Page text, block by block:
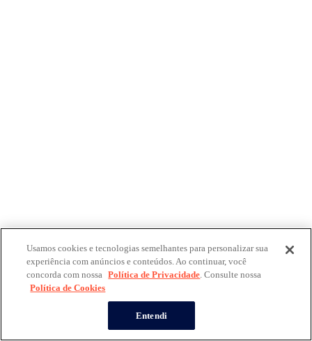
Usamos cookies e tecnologias semelhantes para personalizar sua
experiência com anúncios e conteúdos. Ao continuar, você
concorda com nossa Política de Privacidade. Consulte nossa
Política de Cookies
Entendi